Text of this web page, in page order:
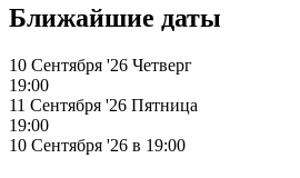
Ближайшие даты
10 Сентября '26 Четверг
19:00
11 Сентября '26 Пятница
19:00
10 Сентября '26 в 19:00